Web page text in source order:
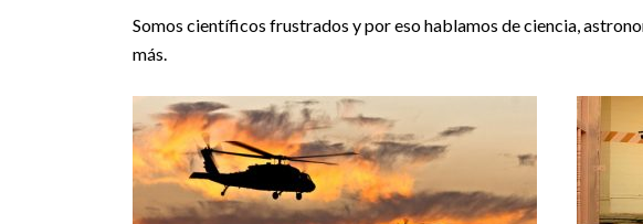
Somos científicos frustrados y por eso hablamos de ciencia,
más.